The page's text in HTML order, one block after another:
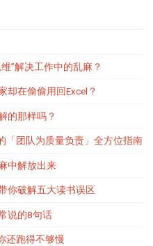
”解决工作中的乱麻？
却在偷偷用回Excel？
的那样吗？
「团队为质量负责」全方位指南
中解放出来
你破解五大读书误区
说的8句话
还跑得不够慢